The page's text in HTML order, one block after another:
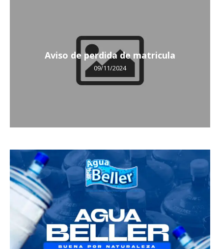
Aviso de perdida de matricula
09/11/2024